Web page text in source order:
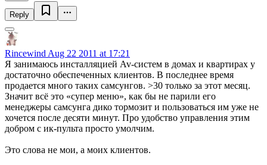
Reply
Rincewind Aug 22 2011 at 17:21
Я занимаюсь инсталляцией Av-систем в домах и квартирах у
достаточно обеспеченных клиентов. В последнее время
продается много таких самсунгов. >30 только за этот месяц.
Значит всё это «супер меню», как бы не парили его
менеджеры самсунга дико тормозит и пользоваться им уже не
хочется после десяти минут. Про удобство управления этим
добром с ик-пульта просто умолчим.
Это слова не мои, а моих клиентов.